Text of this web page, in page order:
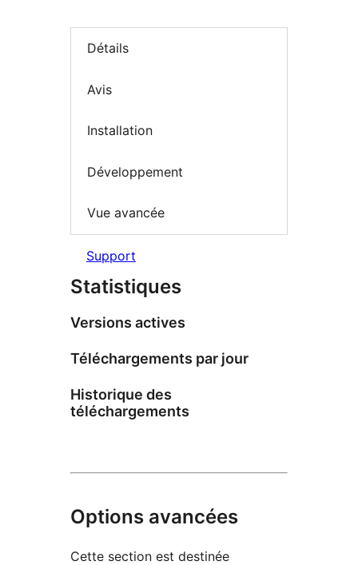
Détails
Avis
Installation
Développement
Vue avancée
Support
Statistiques
Versions actives
Téléchargements par jour
Historique des
téléchargements
Options avancées
Cette section est destinée